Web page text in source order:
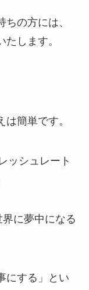
の方には、
します。
簡単です。
ッシュレート
に夢中になる
にする」とい